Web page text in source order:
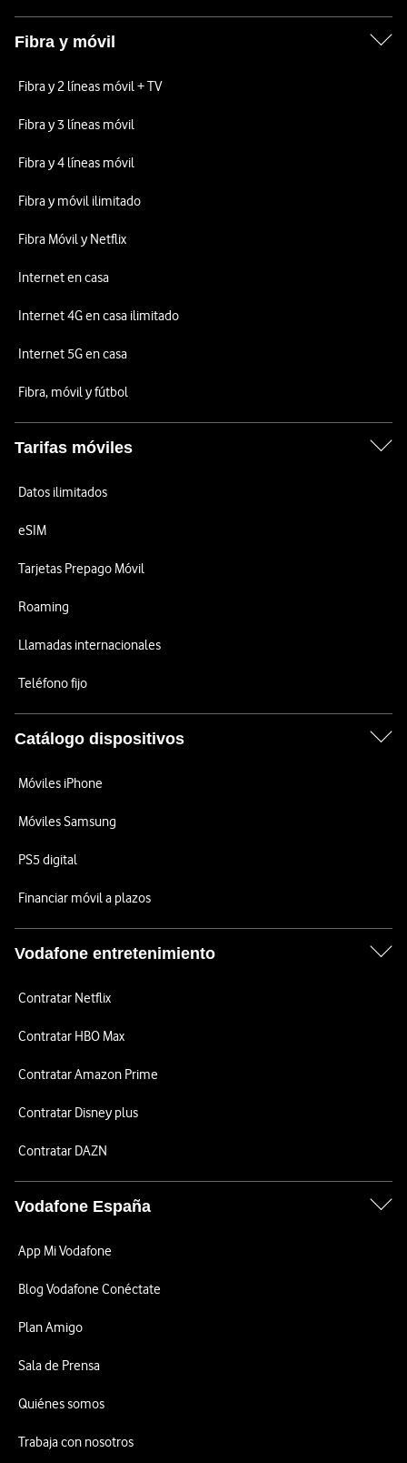
Fibra y móvil
Fibra y 2 líneas móvil + TV
Fibra y 3 líneas móvil
Fibra y 4 líneas móvil
Fibra y móvil ilimitado
Fibra Móvil y Netflix
Internet en casa
Internet 4G en casa ilimitado
Internet 5G en casa
Fibra, móvil y fútbol
Tarifas móviles
Datos ilimitados
eSIM
Tarjetas Prepago Móvil
Roaming
Llamadas internacionales
Teléfono fijo
Catálogo dispositivos
Móviles iPhone
Móviles Samsung
PS5 digital
Financiar móvil a plazos
Vodafone entretenimiento
Contratar Netflix
Contratar HBO Max
Contratar Amazon Prime
Contratar Disney plus
Contratar DAZN
Vodafone España
App Mi Vodafone
Blog Vodafone Conéctate
Plan Amigo
Sala de Prensa
Quiénes somos
Trabaja con nosotros